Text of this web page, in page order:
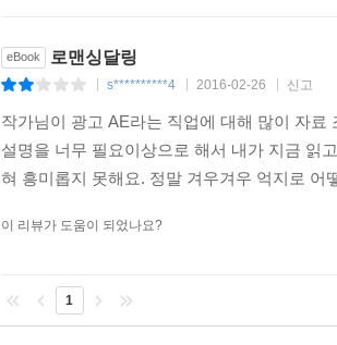
eBook 로맨싱달링
s**********4 2016-02-26 신고
작가님이 광고 AE라는 직업에 대해 많이 자
설명을 너무 필요이상으로 해서 내가 지금 읽
혀 흥미롭지 못해요. 정말 겨우겨우 억지로
이 리뷰가 도움이 되었나요?
1